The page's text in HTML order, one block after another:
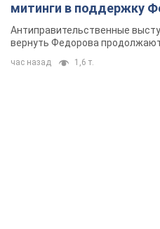
митинги в поддержку
Антиправительственные
вернуть Федорова
час назад 1,6 т.